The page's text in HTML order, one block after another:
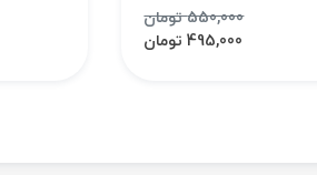
550,000 تومان
495,000 تومان